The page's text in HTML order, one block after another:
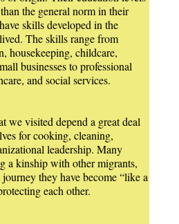
the general norm in their
skills developed in the
The skills range from
housekeeping, childcare,
businesses to professional
and social services.
we visited depend a great deal
for cooking, cleaning,
leadership. Many
a kinship with other migrants,
they have become “like a
each other.